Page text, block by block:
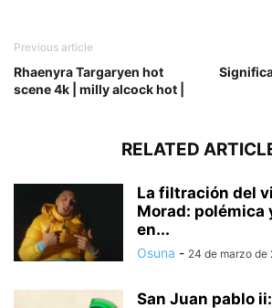
Previous article
Rhaenyra Targaryen hot
scene 4k | milly alcock hot |
RELATED
La filtración del
Morad: polémica
en...
Osuna - 24 de marzo de
San Juan pablo